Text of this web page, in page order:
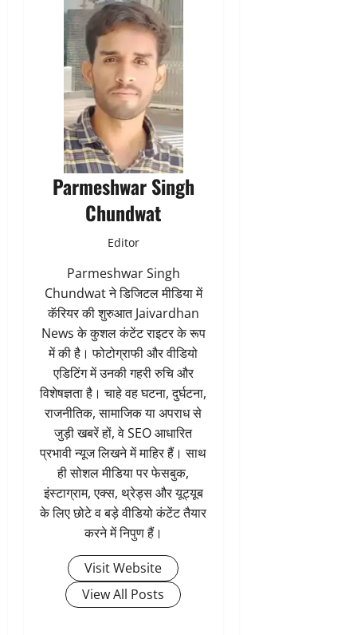
Parmeshwar Singh
Chundwat
Editor
Parmeshwar Singh
Chundwat ने डिजिटल मीडिया में
कॅरियर की शुरुआत Jaivardhan
News के कुशल कंटेंट राइटर के रूप
में की है। फोटोग्राफी और वीडियो
एडिटिंग में उनकी गहरी रुचि और
विशेषज्ञता है। चाहे वह घटना, दुर्घटना,
राजनीतिक, सामाजिक या अपराध से
जुड़ी खबरें हों, वे SEO आधारित
प्रभावी न्यूज लिखने में माहिर हैं। साथ
ही सोशल मीडिया पर फेसबुक,
इंस्टाग्राम, एक्स, थ्रेड्स और यूट्यूब
के लिए छोटे व बड़े वीडियो कंटेंट तैयार
करने में निपुण हैं।
Visit Website
View All Posts